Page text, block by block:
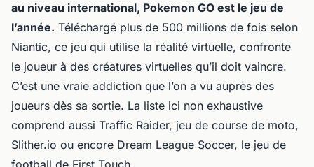
au niveau international, Pokemon GO est le jeu de
l’année. Téléchargé plus de 500 millions de fois selon
Niantic, ce jeu qui utilise la réalité virtuelle, confronte
le joueur à des créatures virtuelles qu’il doit vaincre.
C’est une vraie addiction que l’on a vu auprès des
joueurs dès sa sortie. La liste ici non exhaustive
comprend aussi Traffic Raider, jeu de course de moto,
Slither.io ou encore Dream League Soccer, le jeu de
football de First Touch.